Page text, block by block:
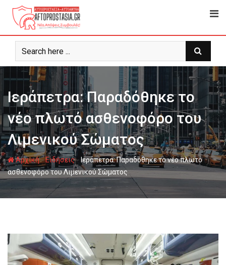
Ψάχνω
για...
Ιεράπετρα: Παραδόθηκε το
νέο πλωτό ασθενοφόρο του
Λιμενικού Σώματος
Αρχική-Ειδήσεις- Ιεράπετρα: Παραδόθηκε το νέο πλωτό
ασθενοφόρο του Λιμενικού Σώματος